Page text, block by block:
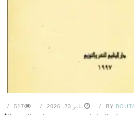
BY يناير 23, 2026 517